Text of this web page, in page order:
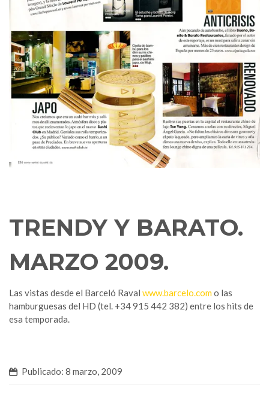
TRENDY Y BARATO.
MARZO 2009.
Las vistas desde el Barceló Raval www.barcelo.como las
hamburguesas del HD (tel. +34 915 442 382) entre los hits de
esa temporada.
Publicado: 8 marzo, 2009